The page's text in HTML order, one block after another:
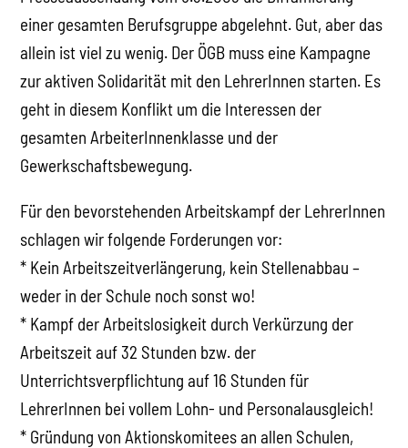
einer gesamten Berufsgruppe abgelehnt. Gut, aber das
allein ist viel zu wenig. Der ÖGB muss eine Kampagne
zur aktiven Solidarität mit den LehrerInnen starten. Es
geht in diesem Konflikt um die Interessen der
gesamten ArbeiterInnenklasse und der
Gewerkschaftsbewegung.
Für den bevorstehenden Arbeitskampf der LehrerInnen
schlagen wir folgende Forderungen vor:
* Kein Arbeitszeitverlängerung, kein Stellenabbau –
weder in der Schule noch sonst wo!
* Kampf der Arbeitslosigkeit durch Verkürzung der
Arbeitszeit auf 32 Stunden bzw. der
Unterrichtsverpflichtung auf 16 Stunden für
LehrerInnen bei vollem Lohn- und Personalausgleich!
* Gründung von Aktionskomitees an allen Schulen,